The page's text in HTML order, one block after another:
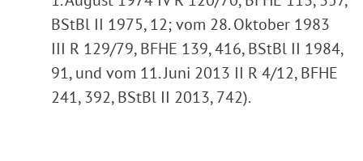
BStBl II 1975, 12; vom 28. Oktober 1983
III R 129/79, BFHE 139, 416, BStBl II 1984,
91, und vom 11. Juni 2013 II R 4/12, BFHE
241, 392, BStBl II 2013, 742).